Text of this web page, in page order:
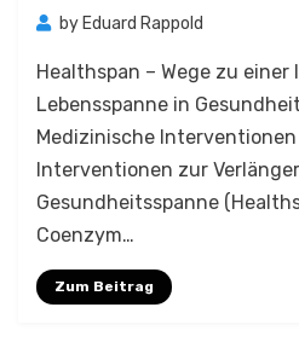
by Eduard Rappold
Healthspan – Wege zu einer
Lebensspanne in
Medizinische
Interventionen zur
Gesundheitsspanne
Coenzym…
Zum Beitrag